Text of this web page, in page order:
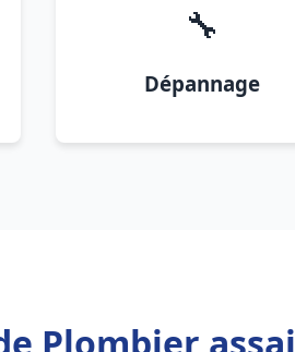
🔧
Dépannage